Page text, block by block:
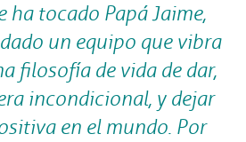
ha tocado Papá Jaime,
un equipo que vibra
filosofía de vida de dar,
incondicional, y dejar
en el mundo. Por